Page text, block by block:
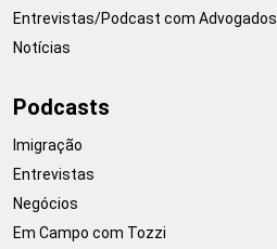
Entrevistas/Podcast com Advogados
Notícias
Podcasts
Imigração
Entrevistas
Negócios
Em Campo com Tozzi